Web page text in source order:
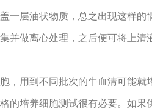
一层油状物质，总之出现这样
并做离心处理，之后便可将上清
用到不同批次的牛血清可能就
的培养细胞测试很有必要。如